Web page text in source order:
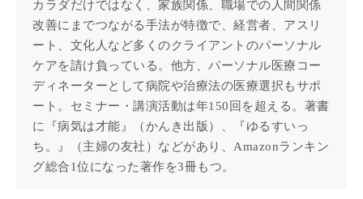
カラダだけではなく、家族関係、職場での人間関係
改善にまでつながる手法が特徴で、経営者、アスリ
ート、文化人など多くのクライアントのパーソナル
ケアを請け負っている。他方、パーソナル医療コー
ディネーターとして病院や治療法の医療選択もサポ
ート。セミナー・講演活動は年150回を超える。著書
に『病気は才能』（かんき出版）、『ゆるすいっ
ち。』（主婦の友社）などがあり、Amazonランキン
グ総合1位になった著作を3冊もつ。